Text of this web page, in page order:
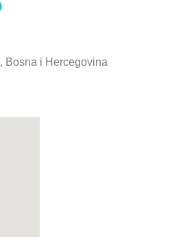
Bosna i Hercegovina